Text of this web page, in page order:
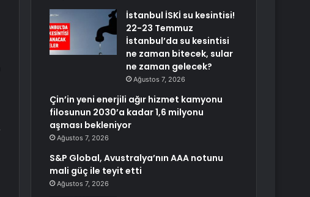
İstanbul İSKİ su kesintisi!
22-23 Temmuz
İstanbul’da su kesintisi
ne zaman bitecek, sular
ne zaman gelecek?
Ağustos 7, 2026
Çin’in yeni enerjili ağır hizmet kamyonu
filosunun 2030’a kadar 1,6 milyonu
aşması bekleniyor
Ağustos 7, 2026
S&P Global, Avustralya’nın AAA notunu
mali güç ile teyit etti
Ağustos 7, 2026